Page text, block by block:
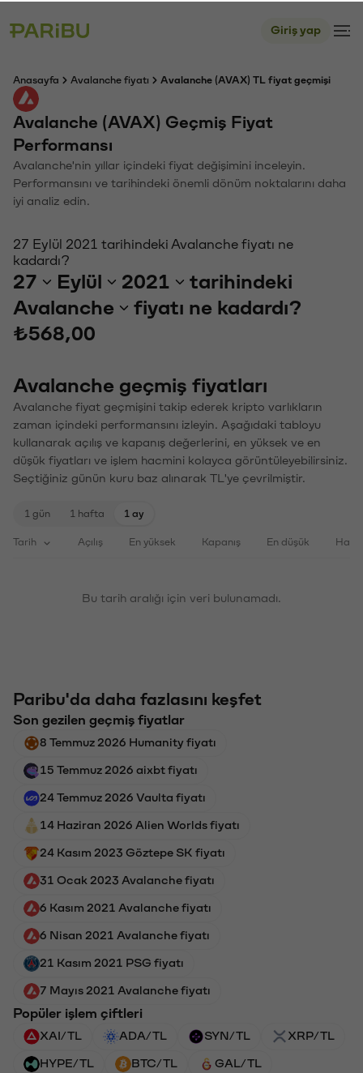
Giriş yap
Anasayfa Avalanche fiyatı Avalanche (AVAX) TL fiyat geçmişi
Avalanche (AVAX) Geçmiş Fiyat
Performansı
Avalanche'nin yıllar içindeki fiyat değişimini inceleyin.
Performansını ve tarihindeki önemli dönüm noktalarını daha
iyi analiz edin.
27 Eylül 2021 tarihindeki Avalanche fiyatı ne
kadardı?
27 Eylül 2021
tarihindeki
Avalanche
fiyatı ne kadardı?
₺568,00
Avalanche geçmiş fiyatları
Avalanche fiyat geçmişini takip ederek kripto varlıkların
zaman içindeki performansını izleyin. Aşağıdaki tabloyu
kullanarak açılış ve kapanış değerlerini, en yüksek ve en
düşük fiyatları ve işlem hacmini kolayca görüntüleyebilirsiniz.
Seçtiğiniz günün kuru baz alınarak TL'ye çevrilmiştir.
1 gün 1 hafta 1 ay
Tarih Açılış En yüksek Kapanış En düşük
Bu tarih aralığı için veri bulunamadı.
Paribu'da daha fazlasını keşfet
Son gezilen geçmiş fiyatlar
8 Temmuz 2026 Humanity fiyatı
15 Temmuz 2026 aixbt fiyatı
24 Temmuz 2026 Vaulta fiyatı
14 Haziran 2026 Alien Worlds fiyatı
24 Kasım 2023 Göztepe SK fiyatı
31 Ocak 2023 Avalanche fiyatı
6 Kasım 2021 Avalanche fiyatı
6 Nisan 2021 Avalanche fiyatı
21 Kasım 2021 PSG fiyatı
7 Mayıs 2021 Avalanche fiyatı
Popüler işlem çiftleri
XAI/TL ADA/TL SYN/TL XRP/TL
HYPE/TL BTC/TL GAL/TL